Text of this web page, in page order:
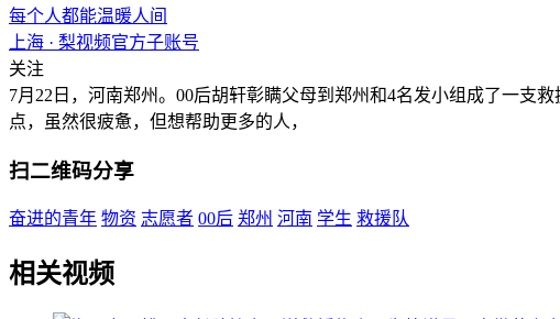
每个人都能温暖人间
上海 · 梨视频官方子账号
关注
7月22日，河南郑州。00后胡轩彰瞒父母到郑州和4名发小组成了一支
点，虽然很疲惫，但想帮助更多的人，
扫二维码分享
奋进的青年 物资 志愿者 00后 郑州 河南 学生 救援队
相关视频